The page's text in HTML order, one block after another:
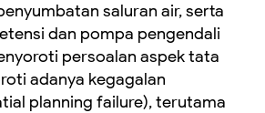
saluran air, serta
dan pompa pengendali
persoalan aspek tata
adanya kegagalan
planning failure), terutama